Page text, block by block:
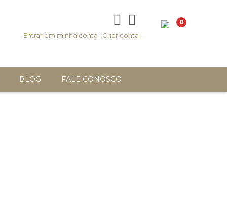
Entrar em minha conta | Criar conta
0
BLOG FALE CONOSCO